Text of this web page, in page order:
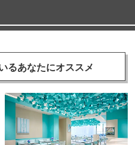
るあなたにオススメ